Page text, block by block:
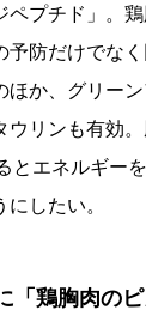
ペプチド」。
予防だけでな
ほか、グリー
ウリンも有効
とエネルギー
したい。
鶏胸肉のピ